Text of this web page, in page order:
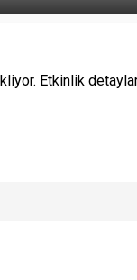
Etkinlik